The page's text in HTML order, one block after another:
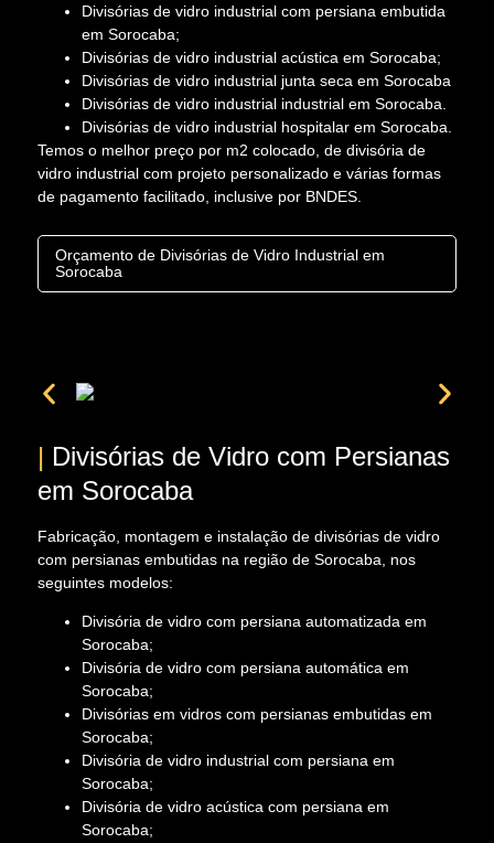
Divisórias de vidro industrial com persiana embutida
em Sorocaba;
Divisórias de vidro industrial acústica em Sorocaba;
Divisórias de vidro industrial junta seca em Sorocaba
Divisórias de vidro industrial industrial em Sorocaba.
Divisórias de vidro industrial hospitalar em Sorocaba.
Temos o melhor preço por m2 colocado, de divisória de
vidro industrial com projeto personalizado e várias formas
de pagamento facilitado, inclusive por BNDES.
Orçamento de Divisórias de Vidro Industrial em
Sorocaba
| Divisórias de Vidro com Persianas
em Sorocaba
Fabricação, montagem e instalação de divisórias de vidro
com persianas embutidas na região de Sorocaba, nos
seguintes modelos:
Divisória de vidro com persiana automatizada em
Sorocaba;
Divisória de vidro com persiana automática em
Sorocaba;
Divisórias em vidros com persianas embutidas em
Sorocaba;
Divisória de vidro industrial com persiana em
Sorocaba;
Divisória de vidro acústica com persiana em
Sorocaba;